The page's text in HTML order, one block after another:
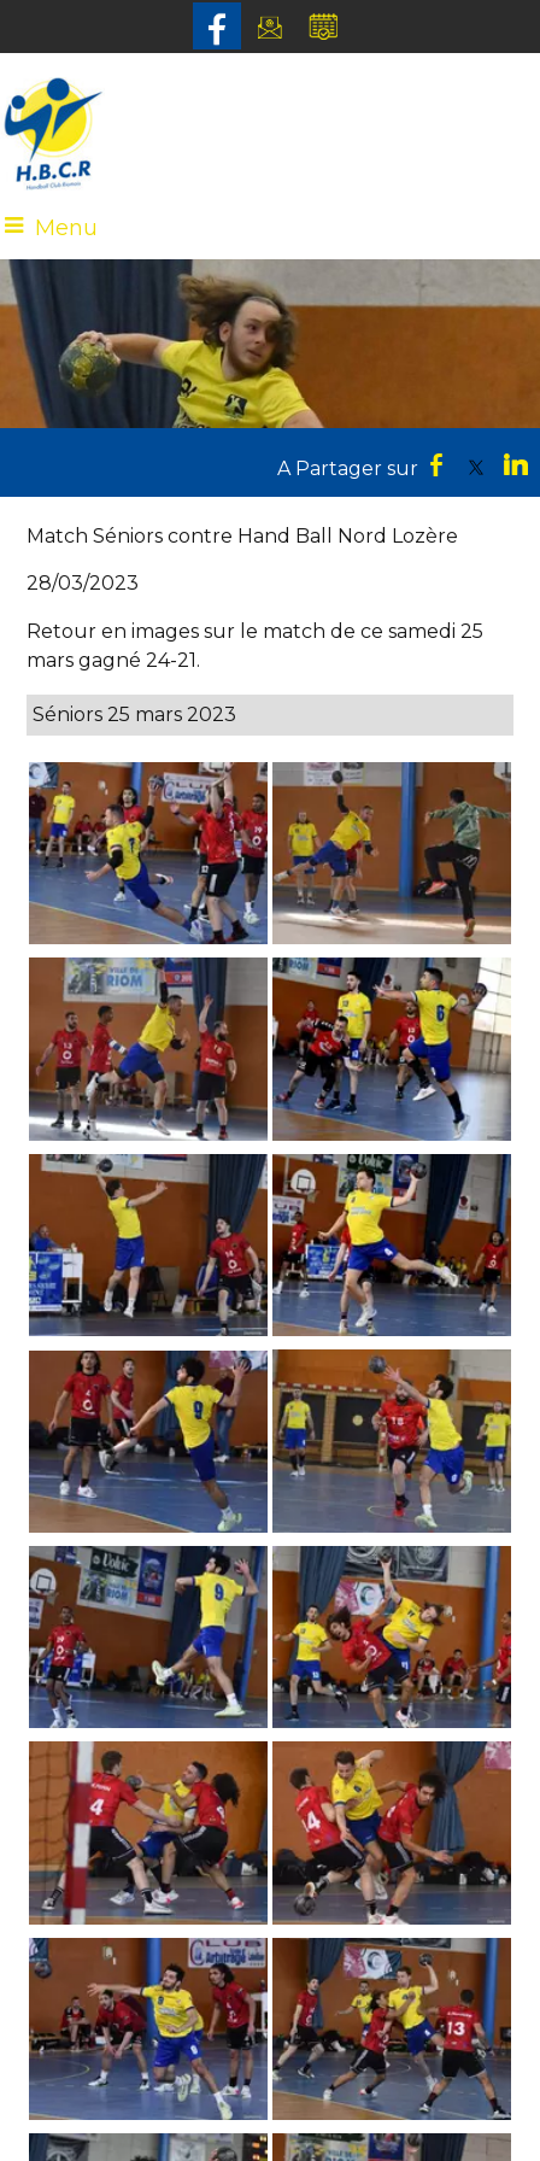
Menu
Match Séniors contre Hand Ball Nord Lozère
28/03/2023
Retour en images sur le match de ce samedi 25
mars gagné 24-21.
Séniors 25 mars 2023